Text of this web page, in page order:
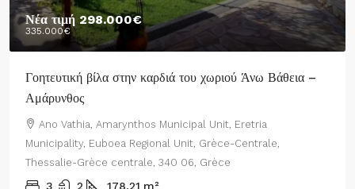
Νέα τιμή 298.000€
335.000€
Γοητευτική βίλα στην καρδιά του χωριού Άνω Βάθεια –
Αμάρυνθος
Ano Vathia, Amarynthos Municipal Unit, Eretria
Municipality, Euboea Regional Unit, Grèce-Centrale,
Thessalie-Grèce centrale, 340 06, Grèce
3 2 178,21 m²